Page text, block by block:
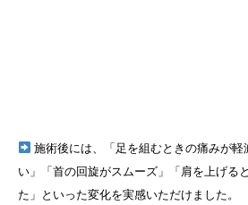
施術後には、「足を組むときの痛みが
い」「首の回旋がスムーズ」「肩を上げる
た」といった変化を実感いただけました。